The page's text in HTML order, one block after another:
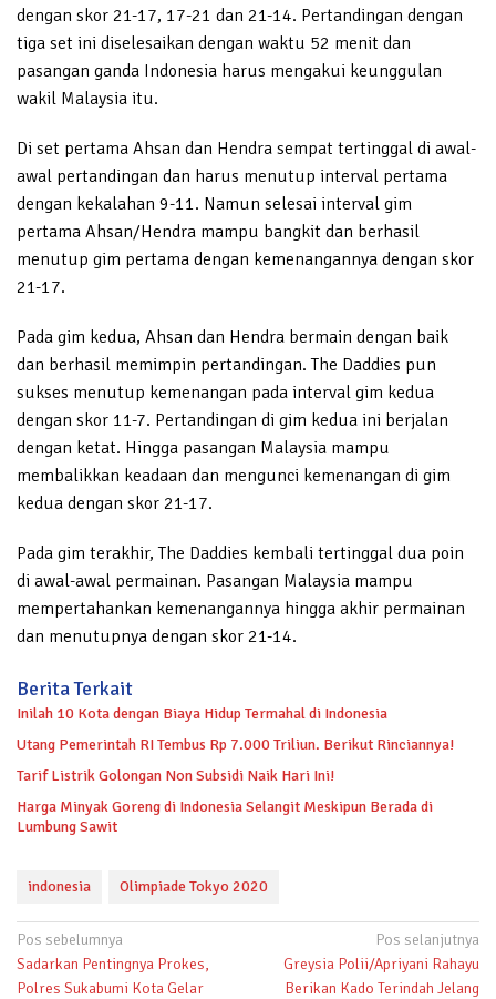
dengan skor 21-17, 17-21 dan 21-14. Pertandingan dengan
tiga set ini diselesaikan dengan waktu 52 menit dan
pasangan ganda Indonesia harus mengakui keunggulan
wakil Malaysia itu.
Di set pertama Ahsan dan Hendra sempat tertinggal di awal-
awal pertandingan dan harus menutup interval pertama
dengan kekalahan 9-11. Namun selesai interval gim
pertama Ahsan/Hendra mampu bangkit dan berhasil
menutup gim pertama dengan kemenangannya dengan skor
21-17.
Pada gim kedua, Ahsan dan Hendra bermain dengan baik
dan berhasil memimpin pertandingan. The Daddies pun
sukses menutup kemenangan pada interval gim kedua
dengan skor 11-7. Pertandingan di gim kedua ini berjalan
dengan ketat. Hingga pasangan Malaysia mampu
membalikkan keadaan dan mengunci kemenangan di gim
kedua dengan skor 21-17.
Pada gim terakhir, The Daddies kembali tertinggal dua poin
di awal-awal permainan. Pasangan Malaysia mampu
mempertahankan kemenangannya hingga akhir permainan
dan menutupnya dengan skor 21-14.
Berita Terkait
Inilah 10 Kota dengan Biaya Hidup Termahal di Indonesia
Utang Pemerintah RI Tembus Rp 7.000 Triliun. Berikut Rinciannya!
Tarif Listrik Golongan Non Subsidi Naik Hari Ini!
Harga Minyak Goreng di Indonesia Selangit Meskipun Berada di
Lumbung Sawit
indonesia Olimpiade Tokyo 2020
Navigasi
pos
Pos sebelumnya
Sadarkan Pentingnya Prokes,
Polres Sukabumi Kota Gelar
Pos selanjutnya
Greysia Polii/Apriyani Rahayu
Berikan Kado Terindah Jelang